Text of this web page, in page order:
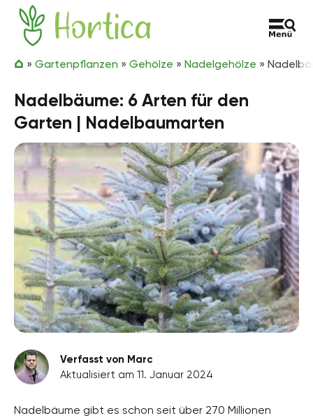
Zum Inhalt springen
Hortica
» Gartenpflanzen » Gehölze » Nadelgehölze »
Nadelbäume: 6 Arten für den
Garten | Nadelbaumarten
Verfasst von Marc
Aktualisiert am 11. Januar 2024
Nadelbäume gibt es schon seit über 270 Millionen